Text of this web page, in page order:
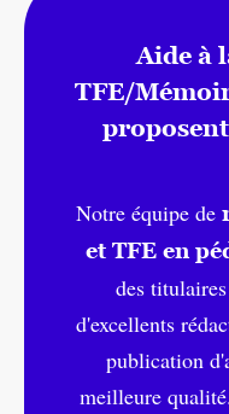
Aide à
TFE/
Notre équipe de
et TFE en
des
d'excellents
publication
meilleure